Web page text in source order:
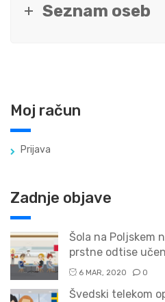
Seznam oseb
Moj račun
Prijava
Zadnje objave
Šola na Poljskem
prstne odtise
6 MAR, 2020 0
Švedski telekom